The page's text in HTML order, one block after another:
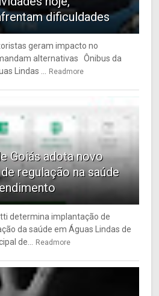
dificuldades
geram impacto no
alternativas Ônibus da
Lindas ... Readmore
Goiás adota novo
regulação na saúde
determina implantação de
da saúde em Águas Lindas de
de... Readmore